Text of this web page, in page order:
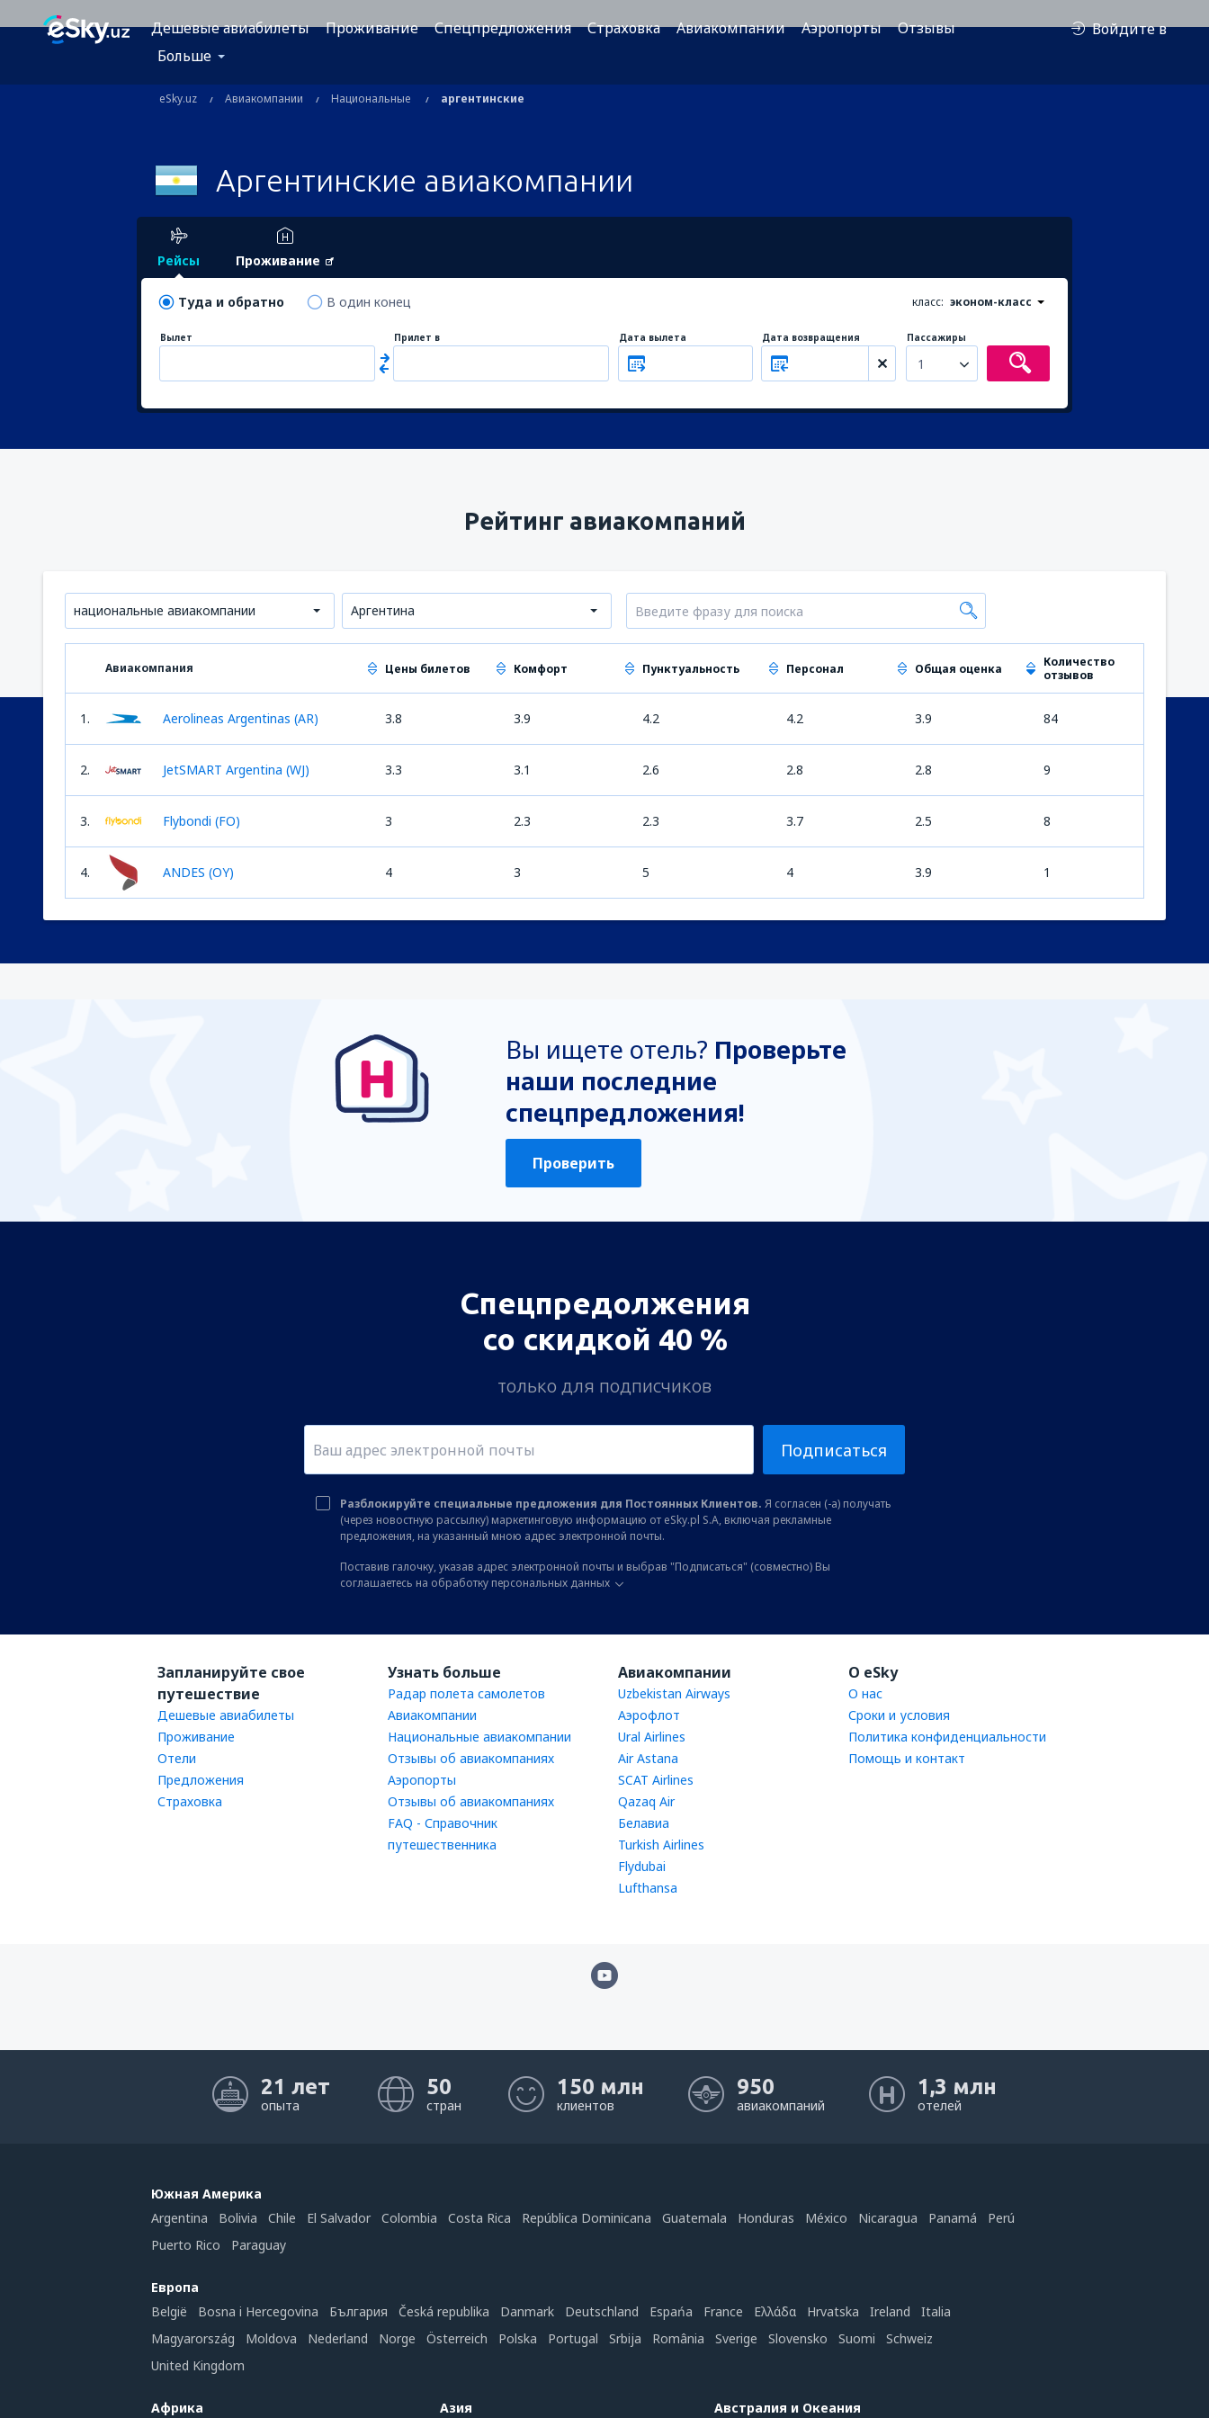
Дешевые авиабилеты Проживание Спецпредложения Страховка Авиакомпании Аэропорты
Отзывы
Больше
Войдите в
eSky.uz Авиакомпании Национальные аргентинские
Аргентинские авиакомпании
Рейсы Проживание
Туда и обратно В один конец класс: эконом-класс
Вылет Прилет в Дата вылета Дата возвращения Пассажиры
1
Рейтинг авиакомпаний
национальные авиакомпании Аргентина
Авиакомпания Цены билетов Комфорт Пунктуальность Персонал Общая оценка
Количество
отзывов
1. Aerolineas Argentinas (AR) 3.8 3.9 4.2 4.2 3.9 84
2. JetSMART Argentina (WJ) 3.3 3.1 2.6 2.8 2.8 9
3. Flybondi (FO) 3 2.3 2.3 3.7 2.5 8
4. ANDES (OY) 4 3 5 4 3.9 1
Вы ищете отель? Проверьте
наши последние
спецпредложения!
Проверить
Спецпредолжения
со скидкой 40 %
только для подписчиков
Подписаться
Разблокируйте специальные предложения для Постоянных Клиентов. Я согласен (-а) получать
(через новостную рассылку) маркетинговую информацию от eSky.pl S.A, включая рекламные
предложения, на указанный мною адрес электронной почты.
Поставив галочку, указав адрес электронной почты и выбрав "Подписаться" (совместно) Вы
соглашаетесь на обработку персональных данных
Запланируйте свое
путешествие
Дешевые авиабилеты
Проживание
Отели
Предложения
Страховка
Узнать больше
Радар полета самолетов
Авиакомпании
Национальные авиакомпании
Отзывы об авиакомпаниях
Аэропорты
Отзывы об авиакомпаниях
FAQ - Справочник
путешественника
Авиакомпании
Uzbekistan Airways
Аэрофлот
Ural Airlines
Air Astana
SCAT Airlines
Qazaq Air
Белавиа
Turkish Airlines
Flydubai
Lufthansa
O eSky
О нас
Сроки и условия
Политика конфиденциальности
Помощь и контакт
21 лет
опыта
50
стран
150 млн
клиентов
950
авиакомпаний
1,3 млн
отелей
Южная Америка
Argentina
Bolivia Chile El Salvador Colombia Costa Rica República Dominicana Guatemala Honduras México Nicaragua Panamá
Perú
Puerto Rico
Paraguay
Европа
België
Bosna i Hercegovina България Česká republika Danmark Deutschland Espańa France Ελλάδα Hrvatska Ireland
Italia
Magyarország
Moldova Nederland Norge Österreich Polska Portugal Srbija România Sverige Slovensko Suomi
Schweiz
United Kingdom
Африка Азия Австралия и Океания